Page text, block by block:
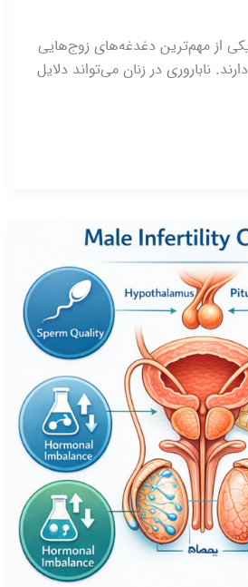
یکی از مهم‌ترین دغدغه‌های زوج‌هایی
ناباروری در زنان می‌تواند دلایل